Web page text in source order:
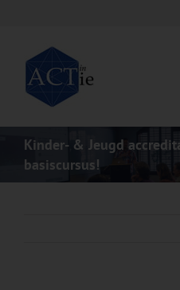
Kinder- & Jeugd
basiscursus!